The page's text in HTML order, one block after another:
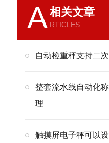
A相关文章
RTICLES
自动检重秤支持二
整套流水线自动化
理
触摸屏电子秤可以